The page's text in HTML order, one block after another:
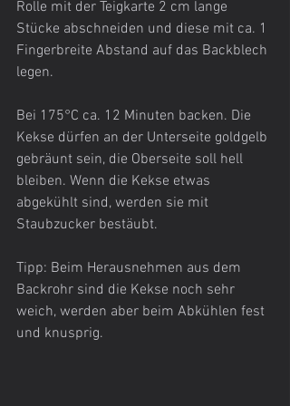
Rolle mit der Teigkarte 2 cm lange
Stücke abschneiden und diese mit ca. 1
Fingerbreite Abstand auf das Backblech
legen.
Bei 175°C ca. 12 Minuten backen. Die
Kekse dürfen an der Unterseite goldgelb
gebräunt sein, die Oberseite soll hell
bleiben. Wenn die Kekse etwas
abgekühlt sind, werden sie mit
Staubzucker bestäubt.
Tipp: Beim Herausnehmen aus dem
Backrohr sind die Kekse noch sehr
weich, werden aber beim Abkühlen fest
und knusprig.